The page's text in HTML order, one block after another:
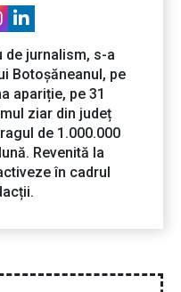
de jurnalism, s-a
Botoșăneanul, pe
apariție, pe 31
ziar din județ
de 1.000.000
Revenită la
în cadrul